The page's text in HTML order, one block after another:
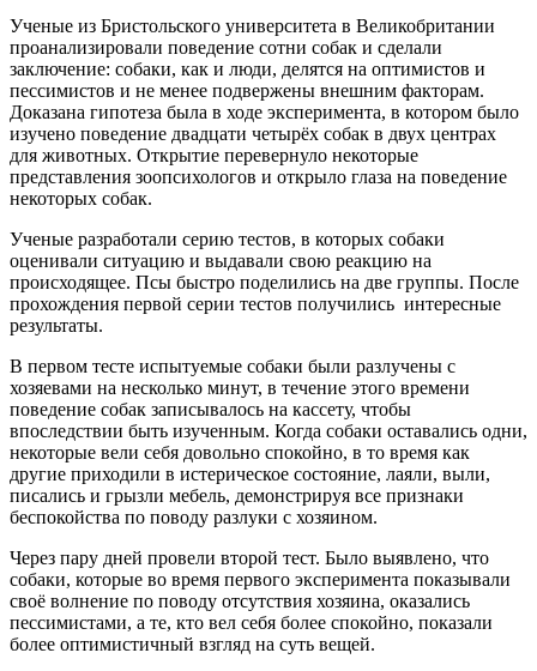
Ученые из Бристольского университета в Великобритании
проанализировали поведение сотни собак и сделали
заключение: собаки, как и люди, делятся на оптимистов и
пессимистов и не менее подвержены внешним факторам.
Доказана гипотеза была в ходе эксперимента, в котором было
изучено поведение двадцати четырёх собак в двух центрах
для животных. Открытие перевернуло некоторые
представления зоопсихологов и открыло глаза на поведение
некоторых собак.
Ученые разработали серию тестов, в которых собаки
оценивали ситуацию и выдавали свою реакцию на
происходящее. Псы быстро поделились на две группы. После
прохождения первой серии тестов получились интересные
результаты.
В первом тесте испытуемые собаки были разлучены с
хозяевами на несколько минут, в течение этого времени
поведение собак записывалось на кассету, чтобы
впоследствии быть изученным. Когда собаки оставались одни,
некоторые вели себя довольно спокойно, в то время как
другие приходили в истерическое состояние, лаяли, выли,
писались и грызли мебель, демонстрируя все признаки
беспокойства по поводу разлуки с хозяином.
Через пару дней провели второй тест. Было выявлено, что
собаки, которые во время первого эксперимента показывали
своё волнение по поводу отсутствия хозяина, оказались
пессимистами, а те, кто вел себя более спокойно, показали
более оптимистичный взгляд на суть вещей.